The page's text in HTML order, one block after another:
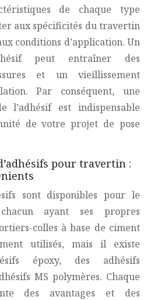
de chaque type
aux spécificités dutravertin
conditions d’application. Un
peut entraîner des
et un vieillissement
Par conséquent, une
l’adhésif est indispensable
de votre projet de pose
pour travertin :
sont disponibles pour le
ayant ses propres
colles à base de ciment
utilisés, mais il existe
époxy, des adhésifs
MS polymères. Chaque
des avantages et des